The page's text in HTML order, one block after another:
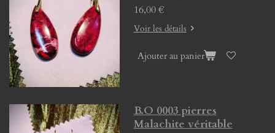
16,00 €
Voir les détails
Ajouter au panier
B.O 0003 pierres
Malachite véritable